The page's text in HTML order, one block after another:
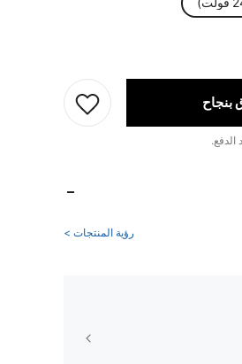
بنجاح
رؤية المنتجات >